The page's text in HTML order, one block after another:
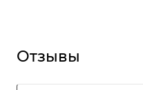
Отзывы